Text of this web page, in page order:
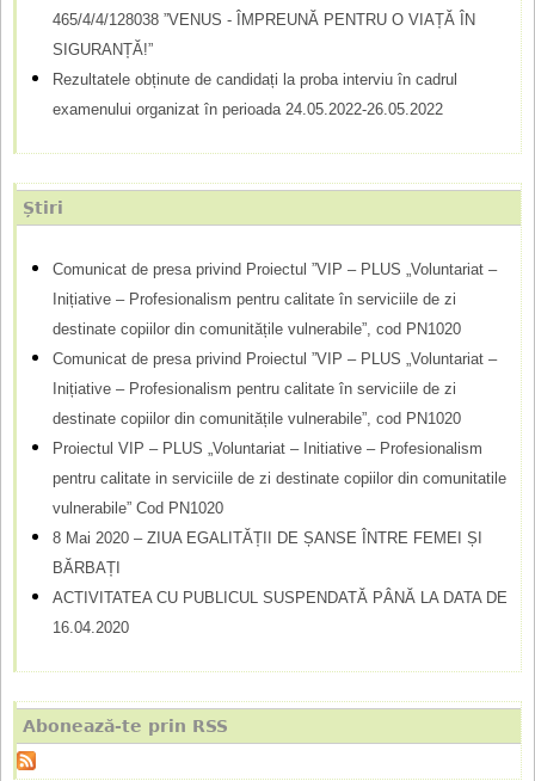
t
a
465/4/4/128038 ”VENUS - ÎMPREUNĂ PENTRU O VIAȚĂ ÎN
SIGURANȚĂ!”
Rezultatele obținute de candidați la proba interviu în cadrul
examenului organizat în perioada 24.05.2022-26.05.2022
Știri
Comunicat de presa privind Proiectul ”VIP – PLUS „Voluntariat –
Inițiative – Profesionalism pentru calitate în serviciile de zi
destinate copiilor din comunitățile vulnerabile”, cod PN1020
Comunicat de presa privind Proiectul ”VIP – PLUS „Voluntariat –
Inițiative – Profesionalism pentru calitate în serviciile de zi
destinate copiilor din comunitățile vulnerabile”, cod PN1020
Proiectul VIP – PLUS „Voluntariat – Initiative – Profesionalism
pentru calitate in serviciile de zi destinate copiilor din comunitatile
vulnerabile” Cod PN1020
8 Mai 2020 – ZIUA EGALITĂȚII DE ȘANSE ÎNTRE FEMEI ȘI
BĂRBAȚI
ACTIVITATEA CU PUBLICUL SUSPENDATĂ PÂNĂ LA DATA DE
16.04.2020
Abonează-te prin RSS